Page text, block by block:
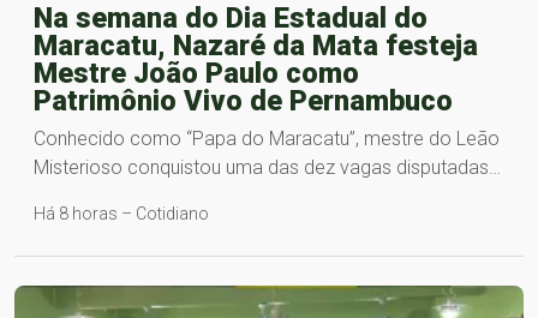
Na semana do Dia Estadual do
Maracatu, Nazaré da Mata festeja
Mestre João Paulo como
Patrimônio Vivo de Pernambuco
Conhecido como “Papa do Maracatu”, mestre do Leão
Misterioso conquistou uma das dez vagas disputadas…
Há 8 horas – Cotidiano